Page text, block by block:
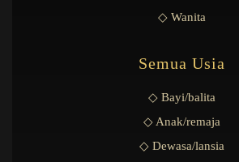
◇ Wanita
Semua Usia
◇ Bayi/balita
◇ Anak/remaja
◇ Dewasa/lansia